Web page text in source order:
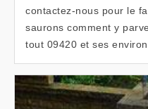
contactez-nous pour le
saurons comment y
tout 09420 et ses